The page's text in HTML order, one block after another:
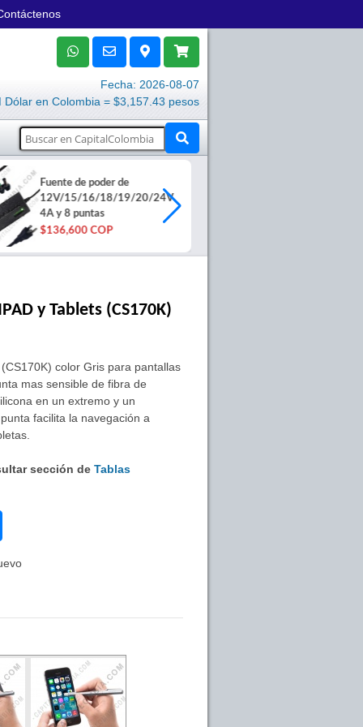
Fecha: 2026-08-07
Dólar en Colombia = $3,157.43 pesos
Fuente de poder de
12V/15/16/18/19/20/24V
4A y 8 puntas
$136,600 COP
y Tablets (CS170K)
color Gris para pantallas
mas sensible de fibra de
en un extremo y un
facilita la navegación a
sección de Tablas